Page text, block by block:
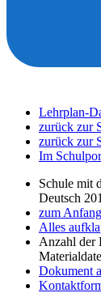
Lehrplan-
zurück zur
zurück zur
Im
Schule mit
Deutsch
zum Anfang
Alles
Anzahl der
Dokument